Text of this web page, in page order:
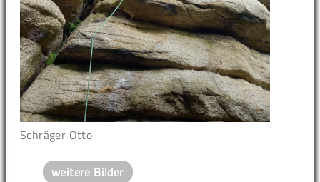
Schräger Otto
weitere Bilder